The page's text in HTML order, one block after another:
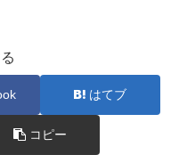
はてブ
コピー